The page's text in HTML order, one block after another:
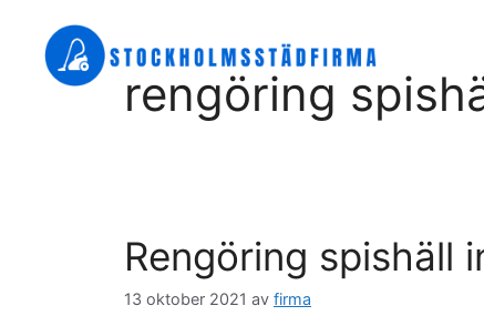
innehåll
rengöring
Rengöring spishäll
13 oktober 2021 av firma